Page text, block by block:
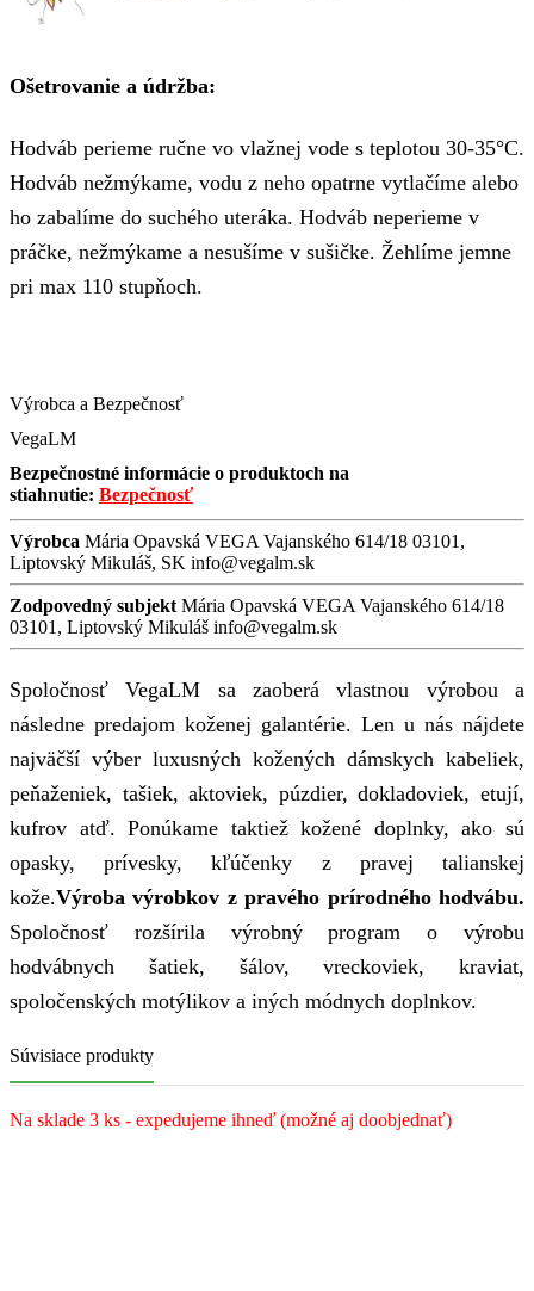
Ošetrovanie a údržba:
Hodváb perieme ručne vo vlažnej vode s teplotou 30-35°C.
Hodváb nežmýkame, vodu z neho opatrne vytlačíme alebo
ho zabalíme do suchého uteráka. Hodváb neperieme v
práčke, nežmýkame a nesušíme v sušičke. Žehlíme jemne
pri max 110 stupňoch.
Výrobca a Bezpečnosť
VegaLM
Bezpečnostné informácie o produktoch na
stiahnutie: Bezpečnosť
Výrobca Mária Opavská VEGA Vajanského 614/18 03101,
Liptovský Mikuláš, SK info@vegalm.sk
Zodpovedný subjekt Mária Opavská VEGA Vajanského 614/18
03101, Liptovský Mikuláš info@vegalm.sk
Spoločnosť VegaLM sa zaoberá vlastnou výrobou a
následne predajom koženej galantérie. Len u nás nájdete
najväčší výber luxusných kožených dámskych kabeliek,
peňaženiek, tašiek, aktoviek, púzdier, dokladoviek, etují,
kufrov atď. Ponúkame taktiež kožené doplnky, ako sú
opasky, prívesky, kľúčenky z pravej talianskej
kože.Výroba výrobkov z pravého prírodného hodvábu.
Spoločnosť rozšírila výrobný program o výrobu
hodvábnych šatiek, šálov, vreckoviek, kraviat,
spoločenských motýlikov a iných módnych doplnkov.
Súvisiace produkty
Na sklade 3 ks - expedujeme ihneď (možné aj doobjednať)